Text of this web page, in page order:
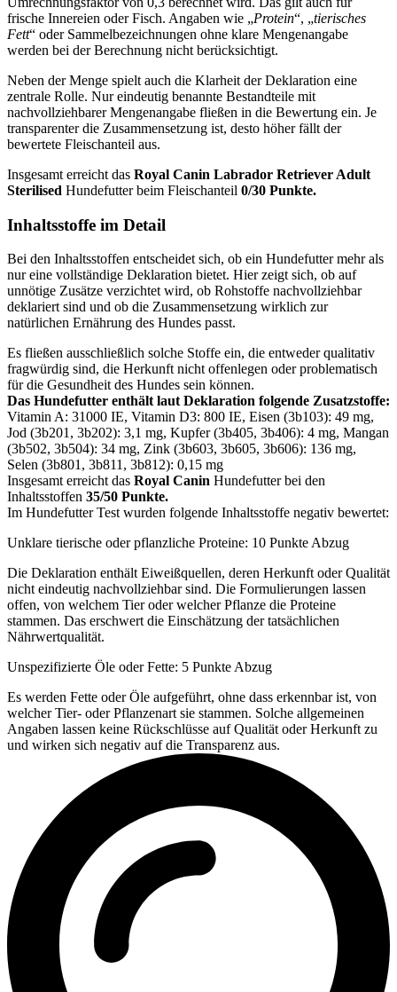
frische Innereien oder Fisch. Angaben wie „Protein“, „tierisches
Fett“ oder Sammelbezeichnungen ohne klare Mengenangabe
werden bei der Berechnung nicht berücksichtigt.
Neben der Menge spielt auch die Klarheit der Deklaration eine
zentrale Rolle. Nur eindeutig benannte Bestandteile mit
nachvollziehbarer Mengenangabe fließen in die Bewertung ein. Je
transparenter die Zusammensetzung ist, desto höher fällt der
bewertete Fleischanteil aus.
Insgesamt erreicht das Royal Canin Labrador Retriever Adult
Sterilised Hundefutter beim Fleischanteil 0/30 Punkte.
Inhaltsstoffe im Detail
Bei den Inhaltsstoffen entscheidet sich, ob ein Hundefutter mehr als
nur eine vollständige Deklaration bietet. Hier zeigt sich, ob auf
unnötige Zusätze verzichtet wird, ob Rohstoffe nachvollziehbar
deklariert sind und ob die Zusammensetzung wirklich zur
natürlichen Ernährung des Hundes passt.
Es fließen ausschließlich solche Stoffe ein, die entweder qualitativ
fragwürdig sind, die Herkunft nicht offenlegen oder problematisch
für die Gesundheit des Hundes sein können.
Das Hundefutter enthält laut Deklaration folgende Zusatzstoffe:
Vitamin A: 31000 IE, Vitamin D3: 800 IE, Eisen (3b103): 49 mg,
Jod (3b201, 3b202): 3,1 mg, Kupfer (3b405, 3b406): 4 mg, Mangan
(3b502, 3b504): 34 mg, Zink (3b603, 3b605, 3b606): 136 mg,
Selen (3b801, 3b811, 3b812): 0,15 mg
Insgesamt erreicht das Royal Canin Hundefutter bei den
Inhaltsstoffen 35/50 Punkte.
Im Hundefutter Test wurden folgende Inhaltsstoffe negativ bewertet:
Unklare tierische oder pflanzliche Proteine: 10 Punkte Abzug
Die Deklaration enthält Eiweißquellen, deren Herkunft oder Qualität
nicht eindeutig nachvollziehbar sind. Die Formulierungen lassen
offen, von welchem Tier oder welcher Pflanze die Proteine
stammen. Das erschwert die Einschätzung der tatsächlichen
Nährwertqualität.
Unspezifizierte Öle oder Fette: 5 Punkte Abzug
Es werden Fette oder Öle aufgeführt, ohne dass erkennbar ist, von
welcher Tier- oder Pflanzenart sie stammen. Solche allgemeinen
Angaben lassen keine Rückschlüsse auf Qualität oder Herkunft zu
und wirken sich negativ auf die Transparenz aus.